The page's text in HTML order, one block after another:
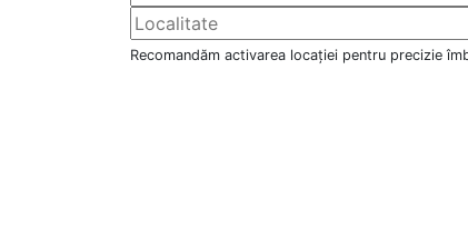
Recomandăm activarea locației pentru precizie